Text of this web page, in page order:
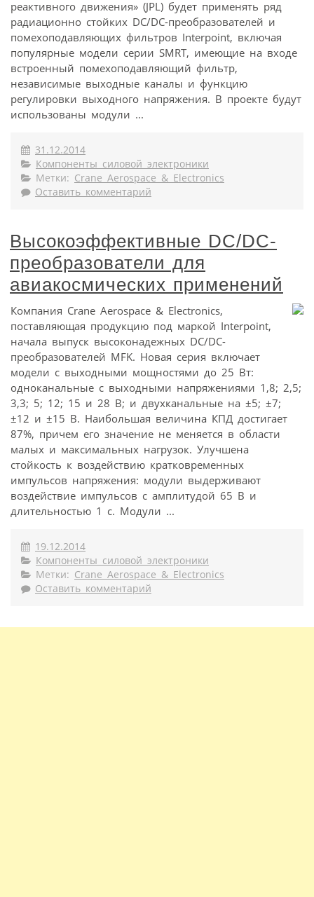
реактивного движения» (JPL) будет применять ряд
радиационно стойких DC/DC-преобразователей и
помехоподавляющих фильтров Interpoint, включая
популярные модели серии SMRT, имеющие на входе
встроенный помехоподавляющий фильтр,
независимые выходные каналы и функцию
регулировки выходного напряжения. В проекте будут
использованы модули ...
31.12.2014
Компоненты силовой электроники
Метки: Crane Aerospace & Electronics
Оставить комментарий
Высокоэффективные DC/DC-
преобразователи для
авиакосмических применений
Компания Crane Aerospace & Electronics,
поставляющая продукцию под маркой Interpoint,
начала выпуск высоконадежных DC/DC-
преобразователей MFK. Новая серия включает
модели с выходными мощностями до 25 Вт:
одноканальные c выходными напряжениями 1,8; 2,5;
3,3; 5; 12; 15 и 28 В; и двухканальные на ±5; ±7;
±12 и ±15 В. Наибольшая величина КПД достигает
87%, причем его значение не меняется в области
малых и максимальных нагрузок. Улучшена
стойкость к воздействию кратковременных
импульсов напряжения: модули выдерживают
воздействие импульсов с амплитудой 65 В и
длительностью 1 с. Модули ...
19.12.2014
Компоненты силовой электроники
Метки: Crane Aerospace & Electronics
Оставить комментарий